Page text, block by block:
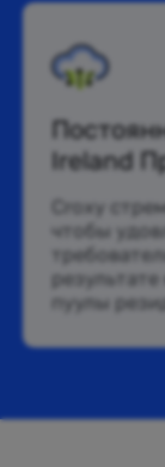
Ireland
Croxy
чтобы
пуулы